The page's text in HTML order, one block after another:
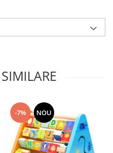
-7% NOU